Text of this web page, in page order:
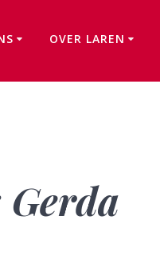
OVER LAREN